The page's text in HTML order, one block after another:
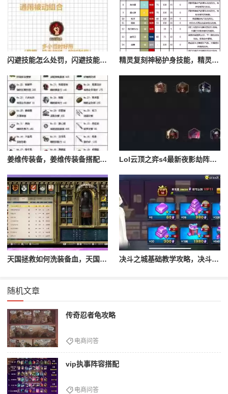
闪避技能怎么处罚，闪避技能怎么处罚队友 精灵复刻神秘护身技能，精灵复刻攻略
姜维传装备，姜维传装备搭配一览表最新 Lol云顶之弈s4最新夜影劫阵容搭配，云顶之奕夜影劫阵容
天国拯救如何洗装备血，天国拯救怎么洗衣服 决斗之城基础教学攻略，决斗之城教学攻略2111
随机文章
传奇忍者龟攻略
电商问答
vip执事阵容搭配
电商问答